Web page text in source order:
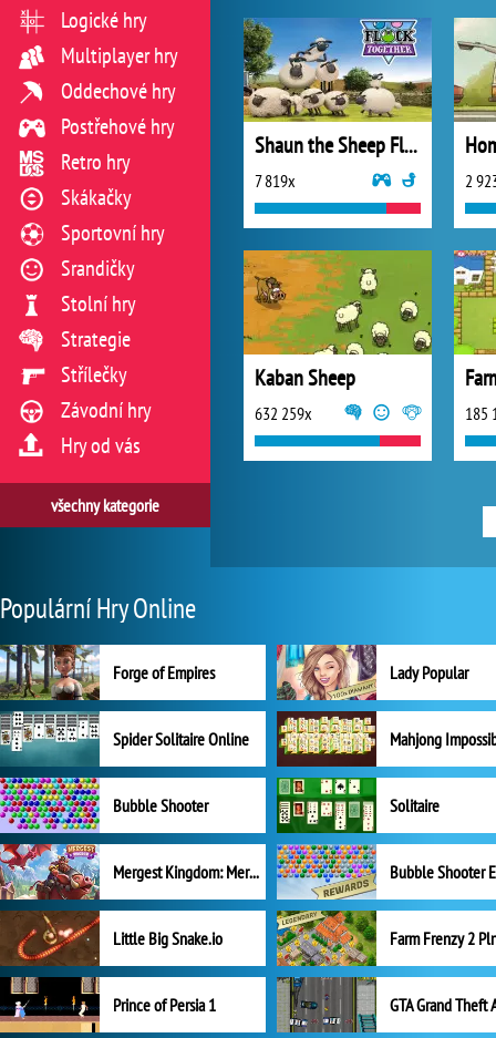
Shaun the Sheep Flock Together
7 819x 2
Kaban Sheep
632 259x 185
Logické hry
Multiplayer hry
Oddechové hry
Postřehové hry
Retro hry
Skákačky
Sportovní hry
Srandičky
Stolní hry
Strategie
Střílečky
Závodní hry
Hry od vás
všechny kategorie
Populární Hry Online
Forge of Empires Lady Popular
Spider Solitaire Online Mahjong
Bubble Shooter Solitaire
Mergest Kingdom: Merge Puzzle
Little Big Snake.io
Prince of Persia 1 GTA Grand Theft